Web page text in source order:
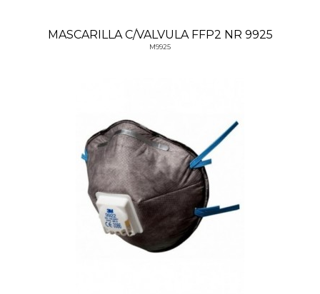
MASCARILLA C/VALVULA FFP2 NR 9925
M9925